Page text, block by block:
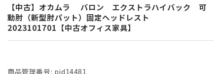
(1)
を
開
く
【中古】オカムラ バロン エクストラハイバック 可
動肘（新型肘パット）固定ヘッドレスト
2023101701【中古オフィス家具】
商品管理番号: pid14481